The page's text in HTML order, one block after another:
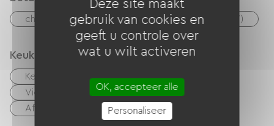
checks Geld Vakantiebonnen (ANCV)
Keuken
Keukentje cuisinière
Magnetron
Vier
Afzuigkap
Koelkast
Afwasmachine
Vriezer
Deze site maakt
gebruik van cookies en
geeft u controle over
wat u wilt activeren
OK, accepteer alle
Personaliseer